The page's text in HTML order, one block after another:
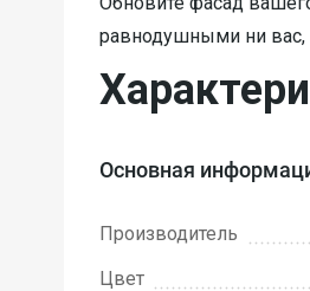
равнодушными ни вас,
Основная
Производитель
Цвет